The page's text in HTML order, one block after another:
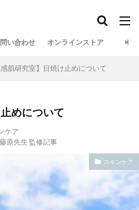
い合わせ オンラインストア
感肌研究室】日焼け止めについて
めについて
ケア
藤原先生 監修記事
スキンケア